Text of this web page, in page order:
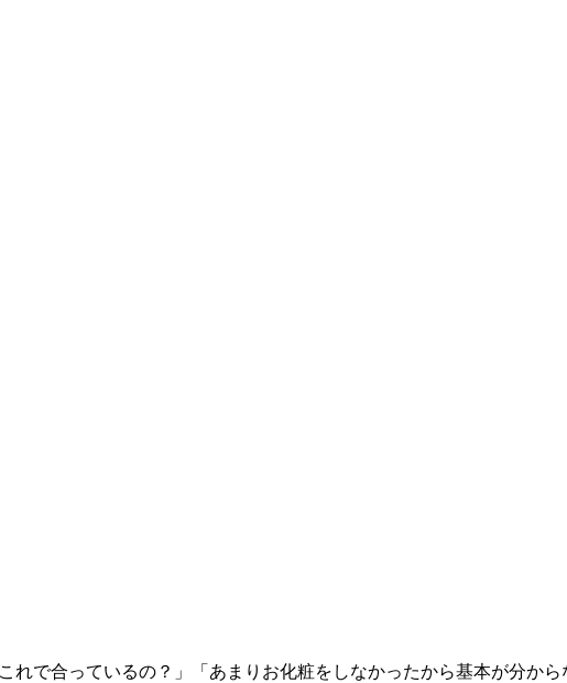
れで合っているの？」「あまりお化粧をしなかったから基本が分か